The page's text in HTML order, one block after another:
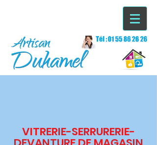
VITRERIE-SERRURERIE-